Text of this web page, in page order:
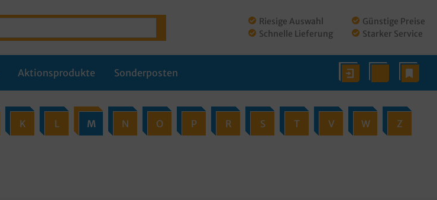
Riesige Auswahl
Schnelle Lieferung
Günstige Preise
Starker Service
Aktionsprodukte Sonderposten
K L M N O P R S T V W Z